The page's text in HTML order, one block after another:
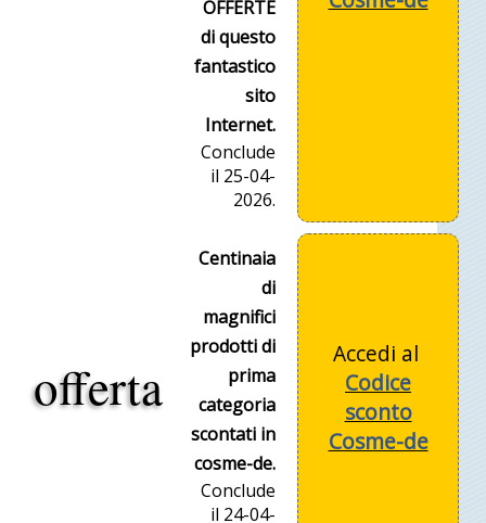
OFFERTE
di questo
fantastico
sito
Internet.
Conclude
il 25-04-
2026.
offerta
Centinaia
di
magnifici
prodotti di
prima
categoria
scontati in
cosme-de.
Conclude
il 24-04-
Accedi al
Codice
sconto
Cosme-de